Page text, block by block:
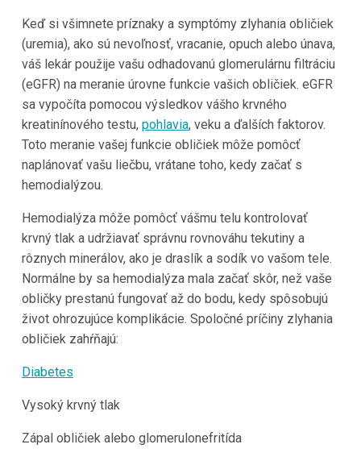
Keď si všimnete príznaky a symptómy zlyhania obličiek
(uremia), ako sú nevoľnosť, vracanie, opuch alebo únava,
váš lekár použije vašu odhadovanú glomerulárnu filtráciu
(eGFR) na meranie úrovne funkcie vašich obličiek. eGFR
sa vypočíta pomocou výsledkov vášho krvného
kreatinínového testu, pohlavia, veku a ďalších faktorov.
Toto meranie vašej funkcie obličiek môže pomôcť
naplánovať vašu liečbu, vrátane toho, kedy začať s
hemodialýzou.
Hemodialýza môže pomôcť vášmu telu kontrolovať
krvný tlak a udržiavať správnu rovnováhu tekutiny a
rôznych minerálov, ako je draslík a sodík vo vašom tele.
Normálne by sa hemodialýza mala začať skôr, než vaše
obličky prestanú fungovať až do bodu, kedy spôsobujú
život ohrozujúce komplikácie. Spoločné príčiny zlyhania
obličiek zahŕňajú:
Diabetes
Vysoký krvný tlak
Zápal obličiek alebo glomerulonefritída